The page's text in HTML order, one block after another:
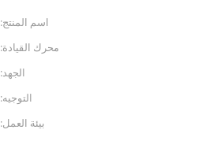
اسم المنتج:
محرك القيادة:
الجهد:
التوجيه:
بيئة العمل: